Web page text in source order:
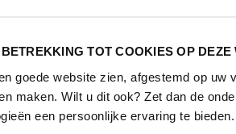
TOT COOKIES OP DEZE
goede website zien, afgestemd op
maken. Wilt u dit ook? Zet dan de
een persoonlijke ervaring te bieden.